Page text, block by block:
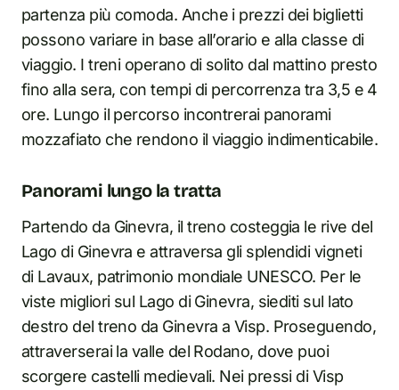
partenza più comoda. Anche i prezzi dei biglietti
possono variare in base all’orario e alla classe di
viaggio. I treni operano di solito dal mattino presto
fino alla sera, con tempi di percorrenza tra 3,5 e 4
ore. Lungo il percorso incontrerai panorami
mozzafiato che rendono il viaggio indimenticabile.
Panorami lungo la tratta
Partendo da Ginevra, il treno costeggia le rive del
Lago di Ginevra e attraversa gli splendidi vigneti
di Lavaux, patrimonio mondiale UNESCO. Per le
viste migliori sul Lago di Ginevra, siediti sul lato
destro del treno da Ginevra a Visp. Proseguendo,
attraverserai la valle del Rodano, dove puoi
scorgere castelli medievali. Nei pressi di Visp